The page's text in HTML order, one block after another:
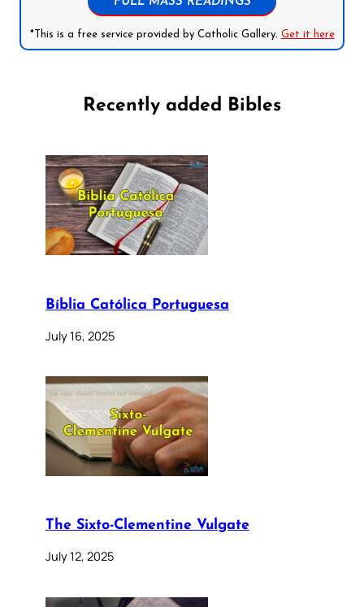
*This is a free service provided by Catholic Gallery. Get it here
Recently added Bibles
Bíblia Católica Portuguesa
July 16, 2025
The Sixto-Clementine Vulgate
July 12, 2025